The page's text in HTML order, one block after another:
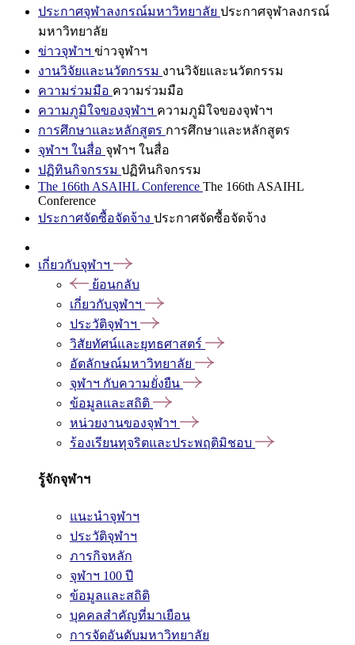
ประกาศจุฬาลงกรณ์มหาวิทยาลัย ประกาศจุฬาลงกรณ์
มหาวิทยาลัย
ข่าวจุฬาฯ ข่าวจุฬาฯ
งานวิจัยและนวัตกรรม งานวิจัยและนวัตกรรม
ความร่วมมือ ความร่วมมือ
ความภูมิใจของจุฬาฯ ความภูมิใจของจุฬาฯ
การศึกษาและหลักสูตร การศึกษาและหลักสูตร
จุฬาฯ ในสื่อ จุฬาฯ ในสื่อ
ปฏิทินกิจกรรม ปฏิทินกิจกรรม
The 166th ASAIHL Conference The 166th ASAIHL
Conference
ประกาศจัดซื้อจัดจ้าง ประกาศจัดซื้อจัดจ้าง
เกี่ยวกับจุฬาฯ
ย้อนกลับ
เกี่ยวกับจุฬาฯ
ประวัติจุฬาฯ
วิสัยทัศน์และยุทธศาสตร์
อัตลักษณ์มหาวิทยาลัย
จุฬาฯ กับความยั่งยืน
ข้อมูลและสถิติ
หน่วยงานของจุฬาฯ
ร้องเรียนทุจริตและประพฤติมิชอบ
รู้จักจุฬาฯ
แนะนำจุฬาฯ
ประวัติจุฬาฯ
ภารกิจหลัก
จุฬาฯ 100 ปี
ข้อมูลและสถิติ
บุคคลสำคัญที่มาเยือน
การจัดอันดับมหาวิทยาลัย